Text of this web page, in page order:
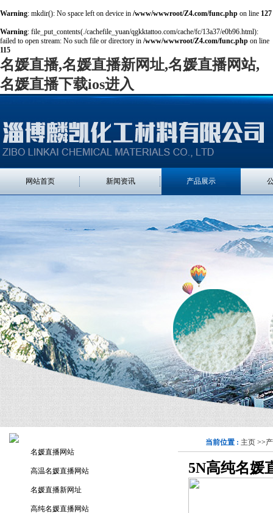
Warning: mkdir(): No space left on device in /www/wwwroot/Z4.com/func.php on line 127
Warning: file_put_contents(./cachefile_yuan/qgkktattoo.com/cache/fc/13a37/e0b96.html):
failed to open stream: No such file or directory in /www/wwwroot/Z4.com/func.php on line
115
名媛直播,名媛直播新网址,名媛直播网站,
名媛直播下载ios进入
网站首页 新闻资讯 产品展示
当前位置 : 主页 >>
5N高纯名媛
名媛直播网站
高温名媛直播网站
名媛直播新网址
高纯名媛直播网站